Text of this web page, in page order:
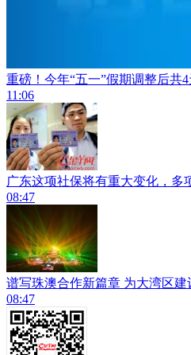
重磅！今年“五一”假期调整后共4
11:06
广东这项社保将有重大变化，多
08:47
谱写珠澳合作新篇章 为大湾区建
08:47